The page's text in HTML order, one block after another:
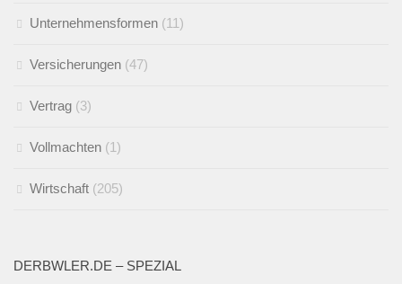
Unternehmensformen (11)
Versicherungen (47)
Vertrag (3)
Vollmachten (1)
Wirtschaft (205)
DERBWLER.DE – SPEZIAL